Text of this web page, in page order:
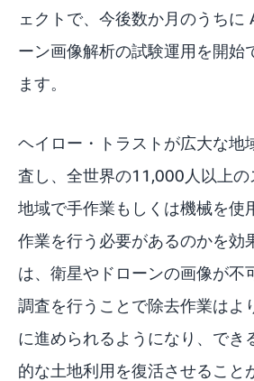
ェクトで、今後数か月のうちに
ーン画像解析の試験運用を開始
ます。
ヘイロー・トラストが広大な地
査し、全世界の11,000人以上
地域で手作業もしくは機械を使
作業を行う必要があるのかを効
は、衛星やドローンの画像が不
調査を行うことで除去作業はよ
に進められるようになり、でき
的な土地利用を復活させること